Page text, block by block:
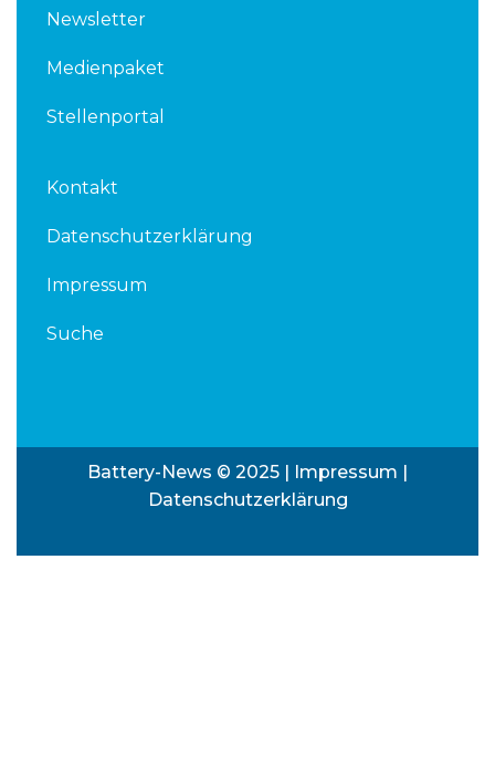
Newsletter
Medienpaket
Stellenportal
Kontakt
Datenschutzerklärung
Impressum
Suche
Battery-News © 2025 | Impressum |
Datenschutzerklärung